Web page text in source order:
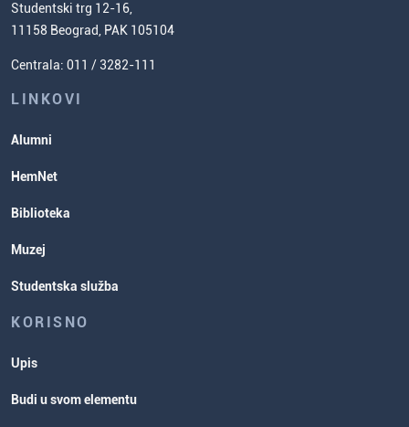
Naučnoistraživački rad
(ESPB)
Usavršavanje za nastavnike hemije
Poverenik za ravnopravnost
Studentske organizacije
Cenovnik studija
Studentski trg 12-16,
11158 Beograd, PAK 105104
Centrala: 011 / 3282-111
LINKOVI
Alumni
HemNet
Biblioteka
Muzej
Studentska služba
KORISNO
Upis
Budi u svom elementu